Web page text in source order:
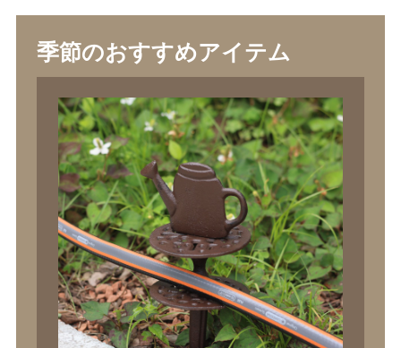
季節のおすすめアイテム